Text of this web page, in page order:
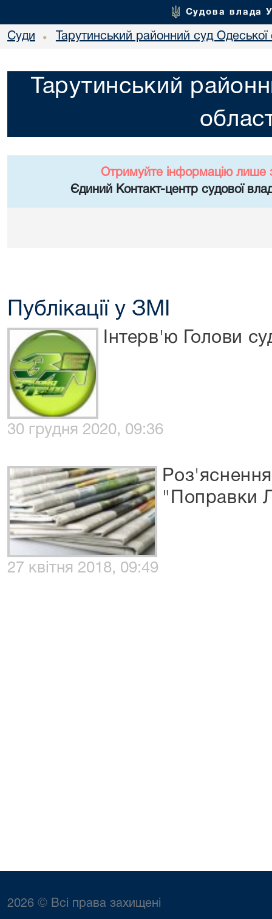
Судова влада
Суди • Тарутинський районний суд Одеської
Тарутинський
Отримуйте інформацію лише
Єдиний Контакт-центр судової
Публікації у ЗМІ
Інтерв'ю Голови
30 грудня 2020, 09:36
"Поправки
27 квітня 2018, 09:49
2026 © Всі права захищені